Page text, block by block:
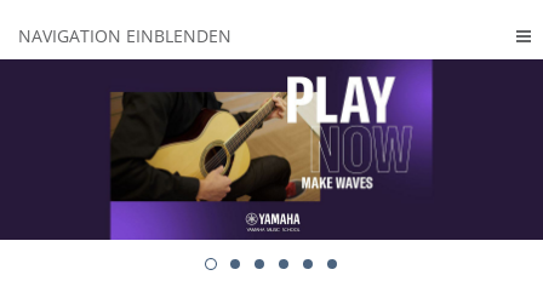
NAVIGATION EINBLENDEN